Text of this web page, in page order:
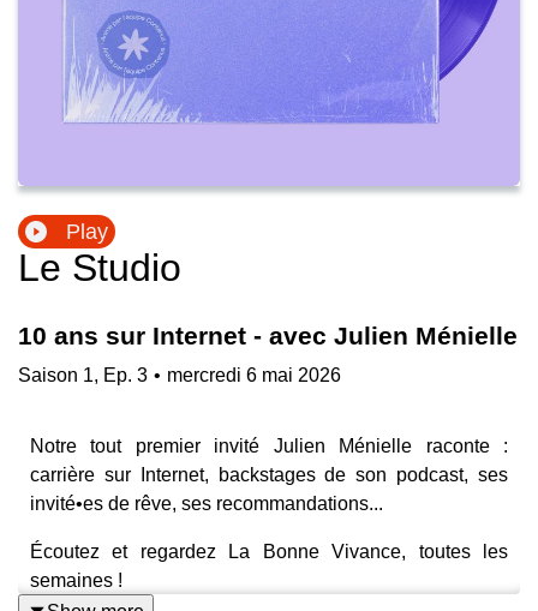
Play
Le Studio
10 ans sur Internet - avec Julien Ménielle
Saison 1, Ep. 3 • mercredi 6 mai 2026
Notre tout premier invité Julien Ménielle raconte :
carrière sur Internet, backstages de son podcast, ses
invité•es de rêve, ses recommandations...
Écoutez et regardez La Bonne Vivance, toutes les
semaines !